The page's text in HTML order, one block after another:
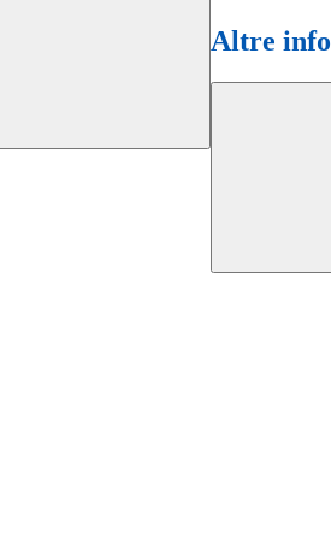
Altre info